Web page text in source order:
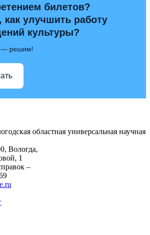
билетов?
как улучшить работу
культуры?
— решим!
областная универсальная научная
Вологда,
1
–